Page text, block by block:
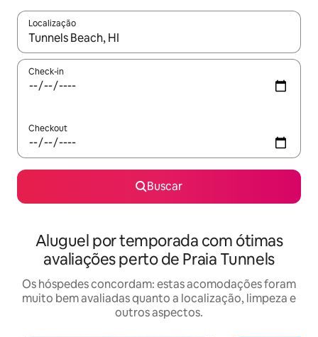
Localização
Quando os resultados estiverem disponíveis, explore-os
Check-in
Checkout
Buscar
Aluguel por temporada com ótimas
avaliações perto de Praia Tunnels
Os hóspedes concordam: estas acomodações foram
muito bem avaliadas quanto a localização, limpeza e
outros aspectos.